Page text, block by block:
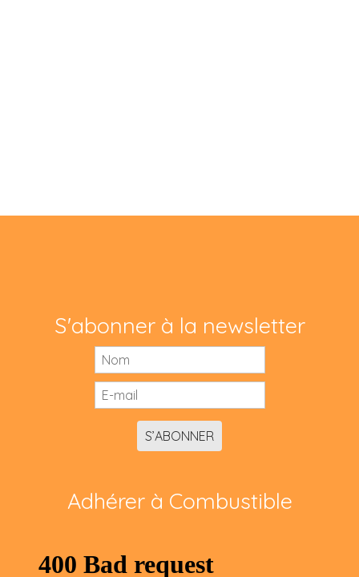
S'abonner à la newsletter
S’ABONNER
Adhérer à Combustible